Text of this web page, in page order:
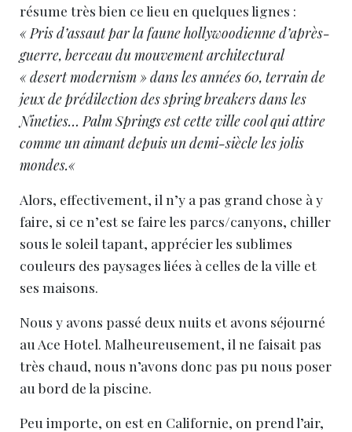
résume très bien ce lieu en quelques lignes :
« Pris d’assaut par la faune hollywoodienne d’après-
guerre, berceau du mouvement architectural
« desert modernism » dans les années 60, terrain de
jeux de prédilection des spring breakers dans les
Nineties… Palm Springs est cette ville cool qui attire
comme un aimant depuis un demi-siècle les jolis
mondes.«
Alors, effectivement, il n’y a pas grand chose à y
faire, si ce n’est se faire les parcs/canyons, chiller
sous le soleil tapant, apprécier les sublimes
couleurs des paysages liées à celles de la ville et
ses maisons.
Nous y avons passé deux nuits et avons séjourné
au Ace Hotel. Malheureusement, il ne faisait pas
très chaud, nous n’avons donc pas pu nous poser
au bord de la piscine.
Peu importe, on est en Californie, on prend l’air,